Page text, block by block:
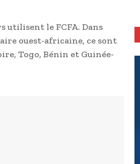
utilisent le FCFA. Dans
ouest-africaine, ce sont
Togo, Bénin et Guinée-